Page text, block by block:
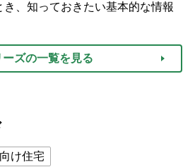
、知っておきたい基本的な情報
ーズの一覧を見る
け住宅